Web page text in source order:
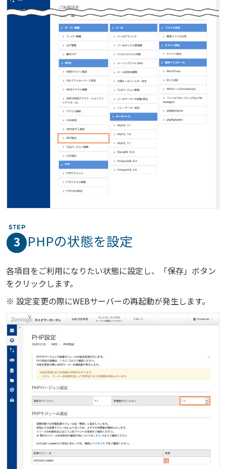
3 PHPの状態を設定
各項目をご利用になりたい状態に設定し、「保存」ボタン
をクリックします。
※ 設定変更の際にWEBサーバーの再起動が発生します。